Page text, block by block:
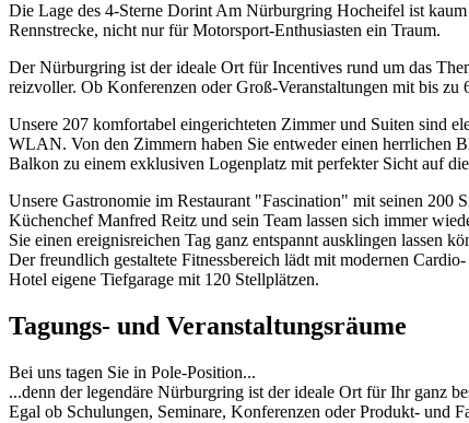
Die Lage des 4-Sterne Dorint Am Nürburgring Hocheifel ist
Rennstrecke, nicht nur für Motorsport-Enthusiasten ein Traum.
Der Nürburgring ist der ideale Ort für Incentives rund um das
reizvoller. Ob Konferenzen oder Groß-Veranstaltungen mit bis zu
Unsere 207 komfortabel eingerichteten Zimmer und Suiten sind
WLAN. Von den Zimmern haben Sie entweder einen herrlichen
Balkon zu einem exklusiven Logenplatz mit perfekter Sicht auf
Unsere Gastronomie im Restaurant "Fascination" mit seinen 200
Küchenchef Manfred Reitz und sein Team lassen sich immer
Sie einen ereignisreichen Tag ganz entspannt ausklingen lassen
Der freundlich gestaltete Fitnessbereich lädt mit modernen
Hotel eigene Tiefgarage mit 120 Stellplätzen.
Tagungs- und Veranstaltungsräume
Bei uns tagen Sie in Pole-Position...
...denn der legendäre Nürburgring ist der ideale Ort für Ihr ganz
Egal ob Schulungen, Seminare, Konferenzen oder Produkt- und